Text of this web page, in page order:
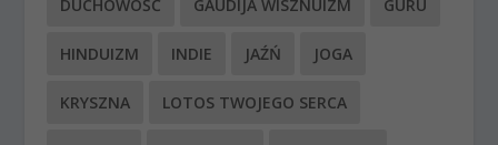
DUCHOWOŚĆ GAUDIJA WISZNUIZM GURU
HINDUIZM INDIE JAŹŃ JOGA
KRYSZNA LOTOS TWOJEGO SERCA